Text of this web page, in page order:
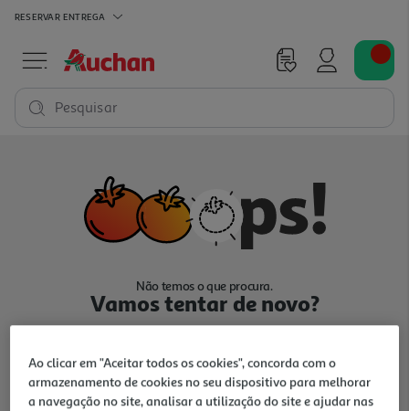
RESERVAR ENTREGA
Pesquisar
Não temos o que procura.
Vamos tentar de novo?
Ao clicar em "Aceitar todos os cookies", concorda com o
armazenamento de cookies no seu dispositivo para melhorar
a navegação no site, analisar a utilização do site e ajudar nas